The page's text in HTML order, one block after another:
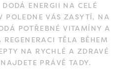
ENERGII NA CELÉ
POLEDNE VÁS ZASYTÍ, NA
POTŘEBNÉ VITAMÍNY A
TĚLA BĚHEM
NA RYCHLÉ A ZDRAVÉ
PRÁVĚ TADY.